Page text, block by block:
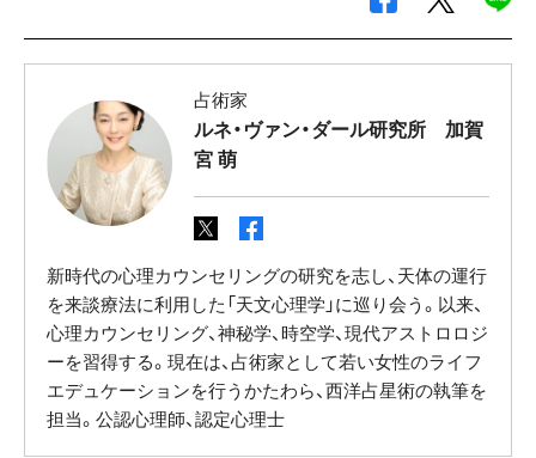
占術家
ルネ・ヴァン・ダール研究所 加賀
宮 萌
新時代の心理カウンセリングの研究を志し、天体の運行
を来談療法に利用した「天文心理学」に巡り会う。以来、
心理カウンセリング、神秘学、時空学、現代アストロロジ
ーを習得する。現在は、占術家として若い女性のライフ
エデュケーションを行うかたわら、西洋占星術の執筆を
担当。公認心理師、認定心理士